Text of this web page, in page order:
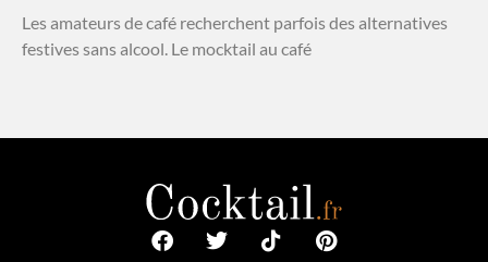
Les amateurs de café recherchent parfois des alternatives
festives sans alcool. Le mocktail au café